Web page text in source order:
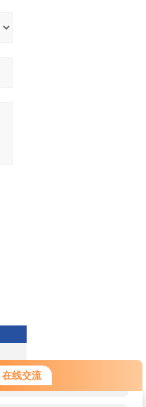
在线交流
前来咨询，很高兴为您
您要咨询什么问题呢？